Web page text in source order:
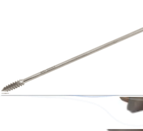
Bio-Tenodesis Screw, 5.5 mm x 15 mm